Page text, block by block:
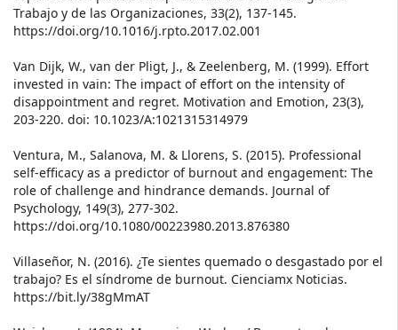
Trabajo y de las Organizaciones, 33(2), 137-145.
https://doi.org/10.1016/j.rpto.2017.02.001
Van Dijk, W., van der Pligt, J., & Zeelenberg, M. (1999). Effort
invested in vain: The impact of effort on the intensity of
disappointment and regret. Motivation and Emotion, 23(3),
203-220. doi: 10.1023/A:1021315314979
Ventura, M., Salanova, M. & Llorens, S. (2015). Professional
self-efficacy as a predictor of burnout and engagement: The
role of challenge and hindrance demands. Journal of
Psychology, 149(3), 277-302.
https://doi.org/10.1080/00223980.2013.876380
Villaseñor, N. (2016). ¿Te sientes quemado o desgastado por el
trabajo? Es el síndrome de burnout. Cienciamx Noticias.
https://bit.ly/38gMmAT